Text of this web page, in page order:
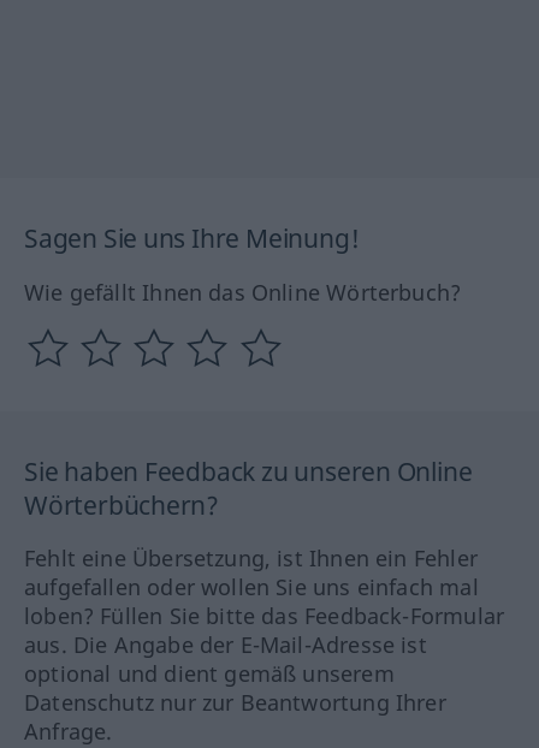
Sagen Sie uns Ihre Meinung!
Wie gefällt Ihnen das Online Wörterbuch?
Sie haben Feedback zu unseren Online
Wörterbüchern?
Fehlt eine Übersetzung, ist Ihnen ein Fehler
aufgefallen oder wollen Sie uns einfach mal
loben? Füllen Sie bitte das Feedback-Formular
aus. Die Angabe der E-Mail-Adresse ist
optional und dient gemäß unserem
Datenschutz nur zur Beantwortung Ihrer
Anfrage.